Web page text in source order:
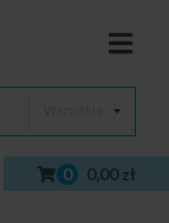
0 0,00 zł
Klosze /